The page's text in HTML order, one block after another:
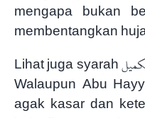
mengapa bukan
membentangkan
Lihat juga syarah التذييل والتكميل oleh Abu Hayyan.
Walaupun Abu
agak kasar dan